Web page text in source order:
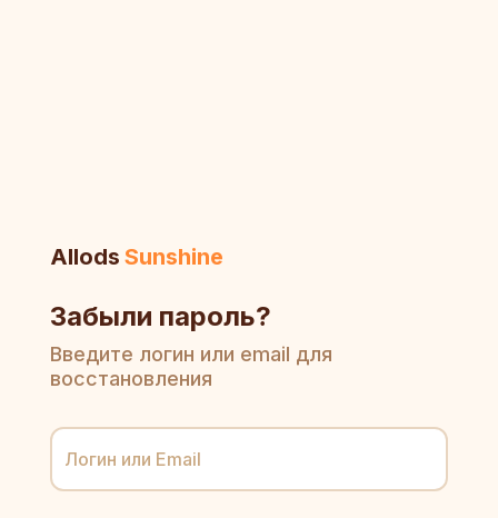
Allods Sunshine
Забыли пароль?
Введите логин или email для
восстановления
Логин или Email